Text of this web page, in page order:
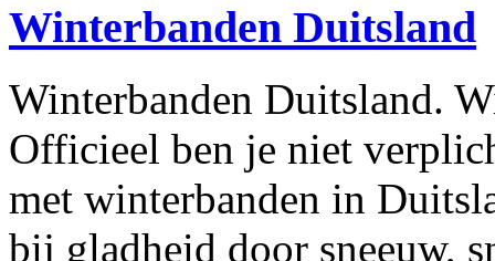
Winterbanden Duitsland
Winterbanden Duitsland.
Officieel ben je niet
met winterbanden in
bij gladheid door sneeuw,